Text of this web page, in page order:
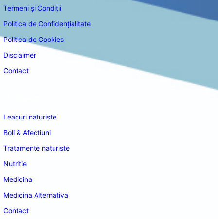
Termeni și Condiții
Politica de Confidențialitate
Politica de Cookies
Disclaimer
Contact
Leacuri naturiste
Boli & Afectiuni
Tratamente naturiste
Nutritie
Medicina
Medicina Alternativa
Contact